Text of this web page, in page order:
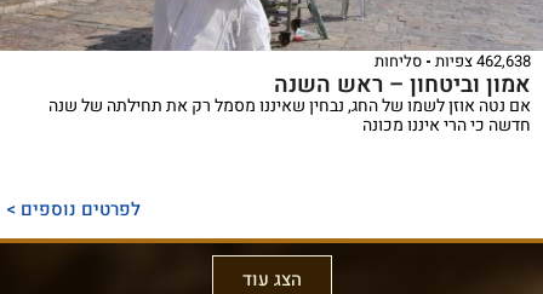
462,638 צפיות סליחות
אמון וביטחון – ראש השנה
אם נטה אוזן לשמו של החג, נבחין שאיננו מסמל רק את תחילתה של שנה
חדשה כי הרי איננו מכונה
לפרטים נוספים >
הצג עוד